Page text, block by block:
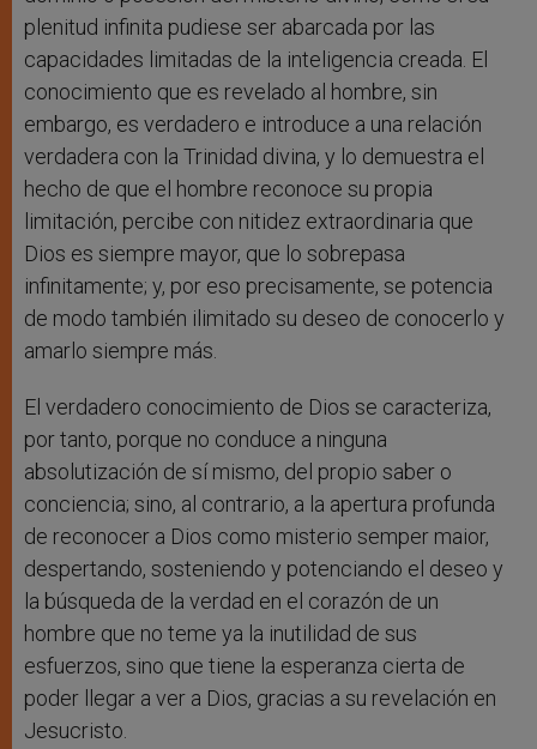
plenitud infinita pudiese ser abarcada por las
capacidades limitadas de la inteligencia creada. El
conocimiento que es revelado al hombre, sin
embargo, es verdadero e introduce a una relación
verdadera con la Trinidad divina, y lo demuestra el
hecho de que el hombre reconoce su propia
limitación, percibe con nitidez extraordinaria que
Dios es siempre mayor, que lo sobrepasa
infinitamente; y, por eso precisamente, se potencia
de modo también ilimitado su deseo de conocerlo y
amarlo siempre más.
El verdadero conocimiento de Dios se caracteriza,
por tanto, porque no conduce a ninguna
absolutización de sí mismo, del propio saber o
conciencia; sino, al contrario, a la apertura profunda
de reconocer a Dios como misterio semper maior,
despertando, sosteniendo y potenciando el deseo y
la búsqueda de la verdad en el corazón de un
hombre que no teme ya la inutilidad de sus
esfuerzos, sino que tiene la esperanza cierta de
poder llegar a ver a Dios, gracias a su revelación en
Jesucristo.